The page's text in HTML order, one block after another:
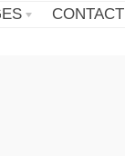
CONTACT